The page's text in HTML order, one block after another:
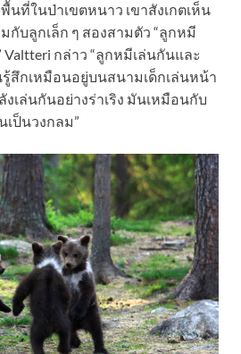
ที่ในป่าเขตหนาว เขาสังเกตเห็น
กับลูกเล็ก ๆ สองสามตัว “ลูกหมี
Valtteri กล่าว “ลูกหมีเล่นกันและ
สึกเหมือนอยู่บนสนามเด็กเล่นหน้า
เล่นกันอย่างร่าเริง มันเหมือนกับ
เป็นวงกลม”